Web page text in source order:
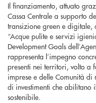
Il finanziamento, attuato
Cassa Centrale a supporto
transizione green e digitale,
“Acque pulite e servizi
Development Goals
rappresenta l’impegno
presenti nei territori, volto a
imprese e delle Comunità
di investimenti che abilitano
sostenibile.